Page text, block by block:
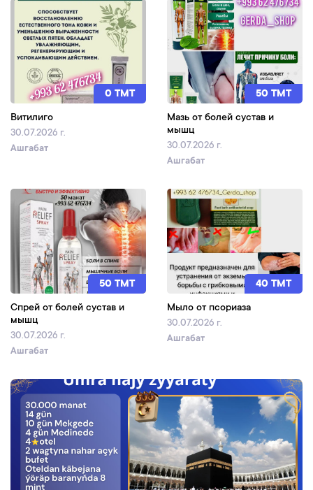
0 TMT
Витилиго
30.07.2026 г.
Ашгабат
50 TMT
Мазь от болей сустав и
мышц
30.07.2026 г.
Ашгабат
50 TMT
Спрей от болей сустав и
мышц
30.07.2026 г.
Ашгабат
40 TMT
Мыло от псориаза
30.07.2026 г.
Ашгабат